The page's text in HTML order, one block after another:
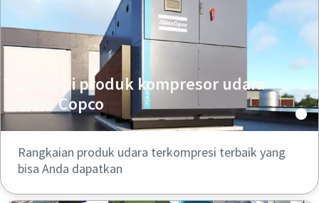
Jelajahi produk kompresor udara
Atlas Copco
Rangkaian produk udara terkompresi terbaik yang
bisa Anda dapatkan